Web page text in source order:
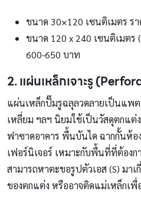
ขนาด 30×120 เซนติเมตร ร
ขนาด 120 x 240 เซนติเมต
600-650 บาท
2. แผ่นเหล็กเจาะรู
แผ่นเหล็กปั๊มรูฉลุลวดลายเป็นแพต
เหลี่ยม ฯลฯ นิยมใช้เป็นวัสดุตกแต่
ฟาซาดอาคาร พื้นบันได ฉากกั้นห้อ
เฟอร์นิเจอร์ เหมาะกับพื้นที่ที่ต้องก
สามารถหาตะขอรูปตัวเอส (S) มา
ของตกแต่ง หรืออาจติดแม่เหล็กเพื่